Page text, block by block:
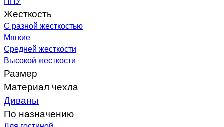
Жесткость
С разной жесткостью
Мягкие
Средней жесткости
Высокой жесткости
Размер
Материал чехла
Диваны
По назначению